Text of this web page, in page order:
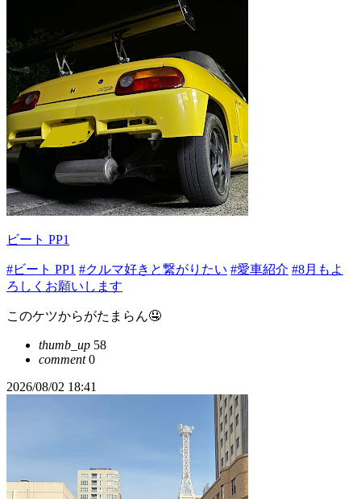
ビート PP1
#ビート PP1 #クルマ好きと繋がりたい #愛車紹介 #8月もよ
ろしくお願いします
このケツからがたまらん🤤
thumb_up 58
comment0
2026/08/02 18:41